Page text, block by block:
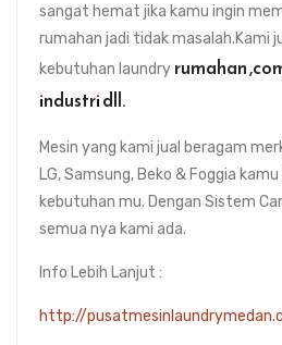
sangat hemat jika kamu ingin
rumahan jadi tidak masalah.Kami
kebutuhan laundry rumahan
industri dll.
Mesin yang kami jual beragam
LG, Samsung, Beko & Foggia
kebutuhan mu. Dengan Sistem
semua nya kami ada.
Info Lebih Lanjut :
http://